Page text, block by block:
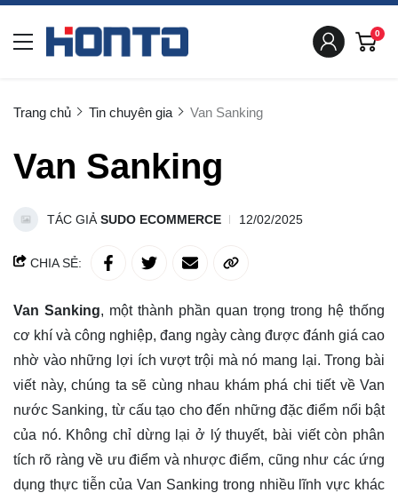
0
Trang chủ Tin chuyên gia Van Sanking
Van Sanking
TÁC GIẢ SUDO ECOMMERCE 12/02/2025
CHIA SẺ:
Van Sanking, một thành phần quan trọng trong hệ thống
cơ khí và công nghiệp, đang ngày càng được đánh giá cao
nhờ vào những lợi ích vượt trội mà nó mang lại. Trong bài
viết này, chúng ta sẽ cùng nhau khám phá chi tiết về Van
nước Sanking, từ cấu tạo cho đến những đặc điểm nổi bật
của nó. Không chỉ dừng lại ở lý thuyết, bài viết còn phân
tích rõ ràng về ưu điểm và nhược điểm, cũng như các ứng
dụng thực tiễn của Van Sanking trong nhiều lĩnh vực khác